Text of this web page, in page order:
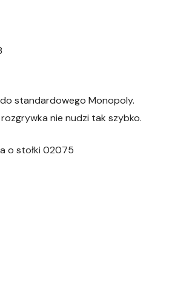
standardowego Monopoly.
nie nudzi tak szybko.
o stołki 02075